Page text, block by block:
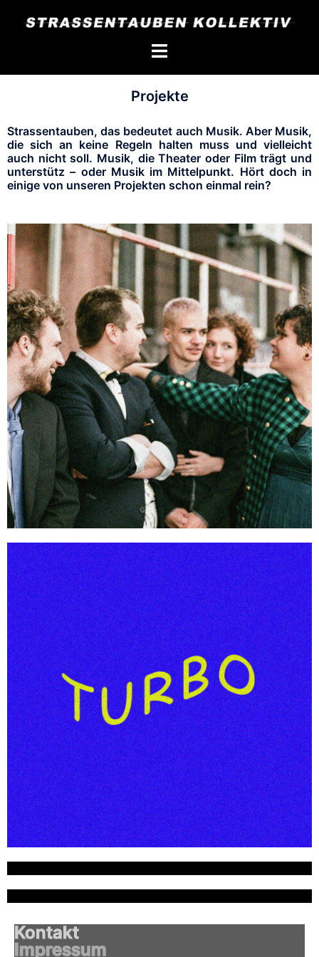
Projekte
Strassentauben, das bedeutet auch Musik. Aber Musik,
die sich an keine Regeln halten muss und vielleicht
auch nicht soll. Musik, die Theater oder Film trägt und
unterstütz – oder Musik im Mittelpunkt. Hört doch in
einige von unseren Projekten schon einmal rein?
Kontakt
Impressum